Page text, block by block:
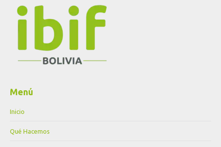
Menú
Inicio
Qué Hacemos